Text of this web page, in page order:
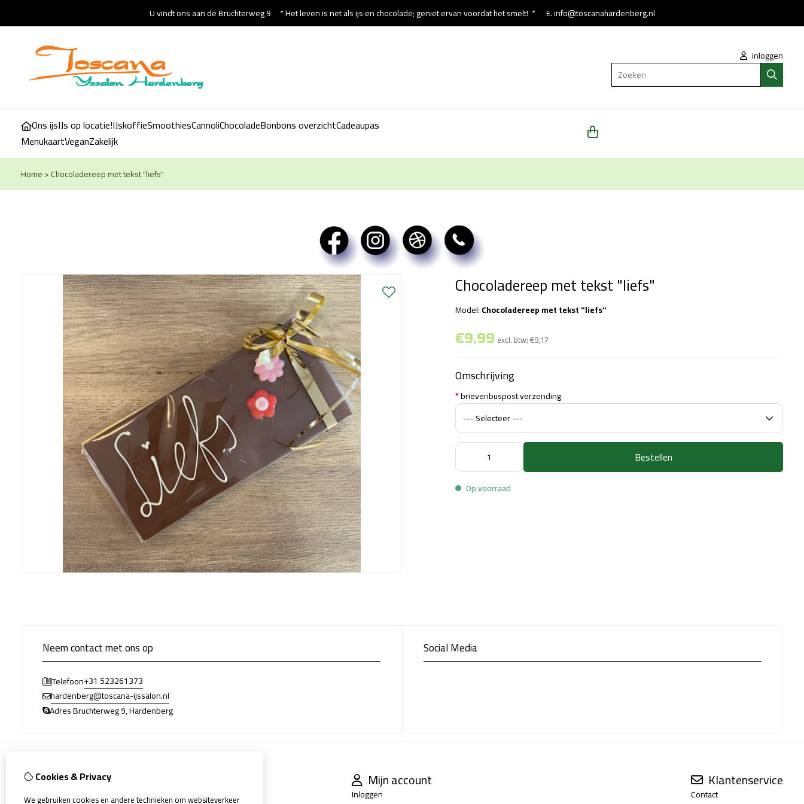
U vindt ons aan de Bruchterweg 9 * Het leven is net als ijs en chocolade; geniet ervan voordat het smelt! * E.info@toscanahardenberg.nl
inloggen
Zoeken
Ons ijsIJs op locatie!IJskoffieSmoothiesCannoliChocoladeBonbons overzichtCadeaupas
MenukaartVeganZakelijk
Home>Chocoladereep met tekst "liefs"
Chocoladereep met tekst "liefs"
Model:Chocoladereep met tekst "liefs"
€9,99 excl. btw:€9,17
Omschrijving
*brievenbuspost verzending
Bestellen
Op voorraad
Neem contact met ons op
Telefoon+31 523261373
hardenberg@toscana-ijssalon.nl
Adres Bruchterweg 9, Hardenberg
Social Media
Informatie
Allergenen
Mijn account
Inloggen
Klantenservice
Contact
Cookies & Privacy
We gebruiken cookies en andere technieken om websiteverkeer